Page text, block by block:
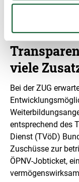
viele
Bei der ZUG
entsprechend des
Dienst (TVöD)
Zuschüsse zur
ÖPNV-Jobticket,